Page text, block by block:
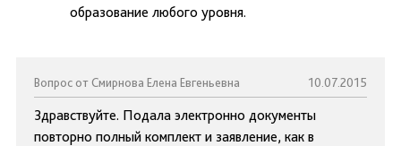
образование любого уровня.
Вопрос от Смирнова Елена Евгеньевна 10.07.2015
Здравствуйте. Подала электронно документы
повторно полный комплект и заявление, как в